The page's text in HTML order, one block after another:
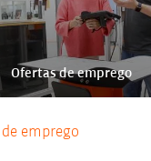
Ofertas de emprego
emprego